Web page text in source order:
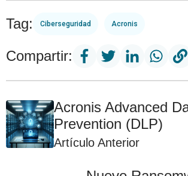
Tag: Ciberseguridad Acronis
Compartir:
Acronis Advanced
Prevention (DLP)
Artículo Anterior